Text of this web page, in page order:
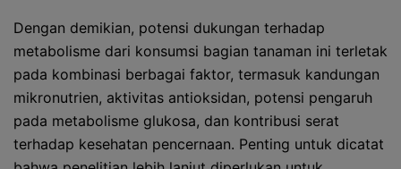
Dengan demikian, potensi dukungan terhadap
metabolisme dari konsumsi bagian tanaman ini terletak
pada kombinasi berbagai faktor, termasuk kandungan
mikronutrien, aktivitas antioksidan, potensi pengaruh
pada metabolisme glukosa, dan kontribusi serat
terhadap kesehatan pencernaan. Penting untuk dicatat